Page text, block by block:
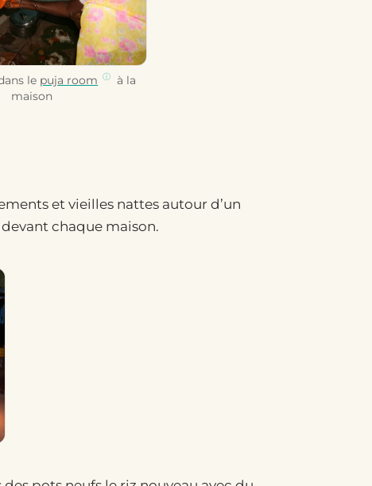
le puja room
à la
maison
et vieilles nattes autour d’un
chaque maison.